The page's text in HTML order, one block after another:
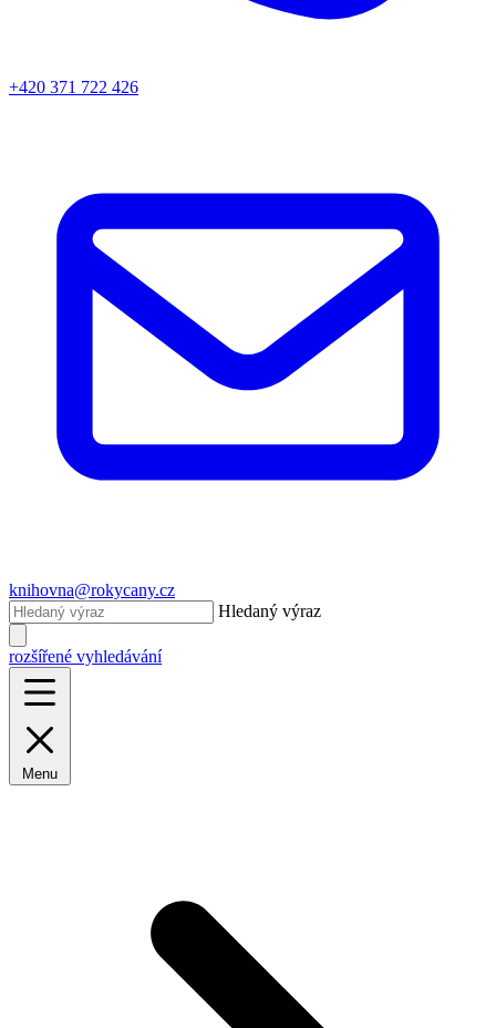
+420 371 722 426
knihovna@rokycany.cz
Hledaný výraz
rozšířené vyhledávání
Menu